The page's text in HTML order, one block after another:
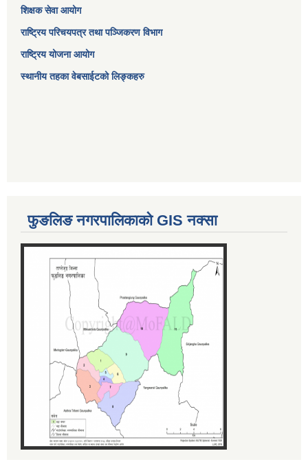
शिक्षक सेवा आयोग
राष्ट्रिय परिचयपत्र तथा पञ्जिकरण विभाग
राष्ट्रिय योजना आयोग
स्थानीय तहका वेबसाईटको लिङ्कहरु
फुङलिङ नगरपालिकाको GIS नक्सा